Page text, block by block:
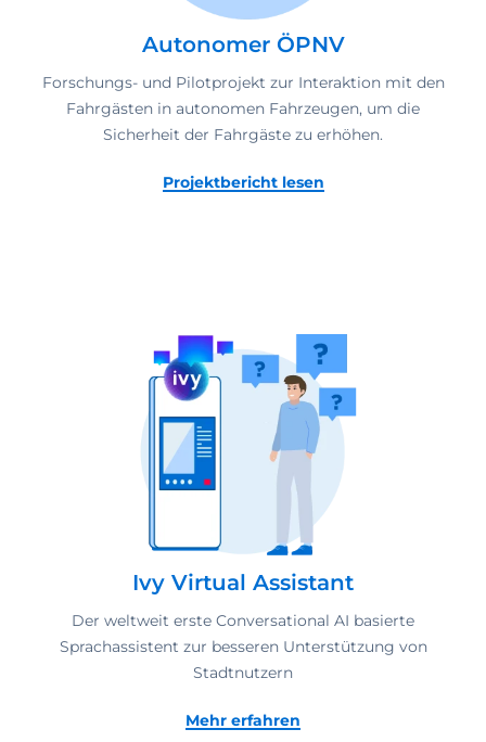
Autonomer ÖPNV
Forschungs- und Pilotprojekt zur Interaktion mit den
Fahrgästen in autonomen Fahrzeugen, um die
Sicherheit der Fahrgäste zu erhöhen.
Projektbericht lesen
Ivy Virtual Assistant
Der weltweit erste Conversational AI basierte
Sprachassistent zur besseren Unterstützung von
Stadtnutzern
Mehr erfahren